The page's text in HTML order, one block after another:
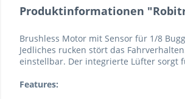
Produktinformationen
Brushless Motor mit Sensor für 1/8
Jedliches rucken stört das
einstellbar. Der integrierte Lüfter sorgt
Features: